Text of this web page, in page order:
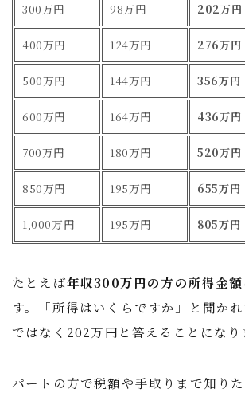
300万円 98万円 202万円
400万円 124万円 276万円
500万円 144万円 356万円
600万円 164万円 436万円
700万円 180万円 520万円
850万円 195万円 655万円
1,000万円 195万円 805万円
たとえば年収300万円の方の所得金
す。「所得はいくらですか」と聞か
ではなく202万円と答えることになり
パートの方で税額や手取りまで知り